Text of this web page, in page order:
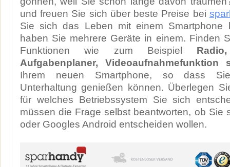
und freuen Sie sich über beste Preise bei
Sie sich das Leben mit einem Smartphone
haben Sie mehrere Geräte in einem. Finden
Funktionen wie zum Beispiel
Aufgabenplaner, Videoaufnahmefunktion
Ihrem neuen Smartphone, so dass Sie
Unterhaltung genießen können. Überlegen
für welches Betriebssystem Sie sich
müssen die Frage selbst beantworten, ob Sie
oder Googles Android entscheiden wollen.